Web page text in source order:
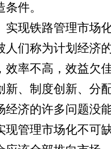
件。
铁路管理市场化
人们称为计划经济
效率不高，效益欠
新、制度创新、分
经济的许多问题没
现管理市场化不可